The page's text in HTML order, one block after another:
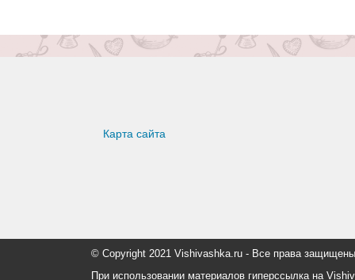
Карта сайта
© Copyright 2021 Vishivashka.ru - Все права
При использовании материалов гиперссылка на